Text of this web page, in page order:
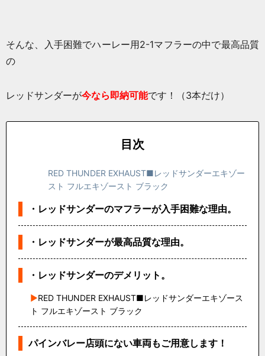
そんな、入手困難でハーレー用2-1マフラーの中で最高品質
の
レッドサンダーが今なら即納可能です！（3本だけ）
目次
RED THUNDER EXHAUST■レッドサンダーエキゾー
スト フルエキゾースト ブラック
・レッドサンダーのマフラーが入手困難な理由。
・レッドサンダーが最高品質な理由。
・レッドサンダーのデメリット。
RED THUNDER EXHAUST■レッドサンダーエキゾース
ト フルエキゾースト ブラック
パインバレー店頭にない車両もご用意します！